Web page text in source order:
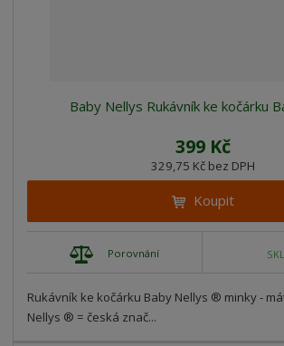
Baby Nellys Rukávník ke kočárku
399 Kč
329,75 Kč bez DPH
Koupit
Porovnání
Rukávník ke kočárku Baby Nellys ® minky -
Nellys ® = česká znač...